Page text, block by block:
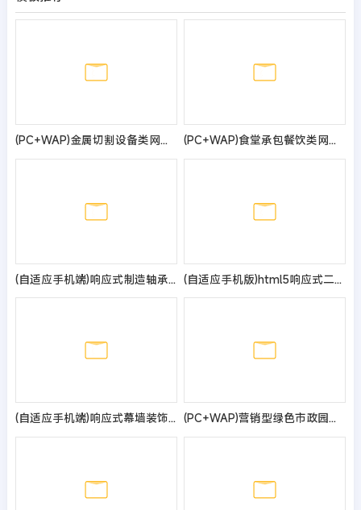
(PC+WAP)金属切割设备类网站模板 蓝色机械设备网站源码 (PC+WAP)食堂承包餐饮类网站pbootcms模板 快餐餐饮服务公司网站源码
(自适应手机端)响应式制造轴承类网站模板 机械设备网站源码 (自适应手机版)html5响应式二极管LED灯具类pbootcms模板 LED灯具网站源码
(自适应手机端)响应式幕墙装饰工程pbootcms网站模板 HTML5建筑装修公司网站源码 (PC+WAP)营销型绿色市政园林绿化类pbootcms网站模板 园林建筑设计类网站源码